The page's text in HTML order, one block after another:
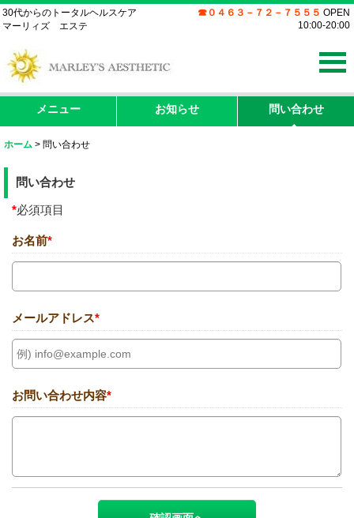
30代からのトータルヘルスケア
マーリィズ エステ
☎０４６３－７２－７５５５ OPEN
10:00-20:00
メニュー お知らせ 問い合わせ
ホーム > 問い合わせ
問い合わせ
*必須項目
お名前*
メールアドレス*
お問い合わせ内容*